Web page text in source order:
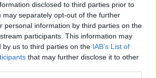
disclosed to third parties prior to
may separately opt-out of the further
personal information by third parties on the
participants. This information may
by us to third parties on the IAB’s List of
that may further disclose it to other